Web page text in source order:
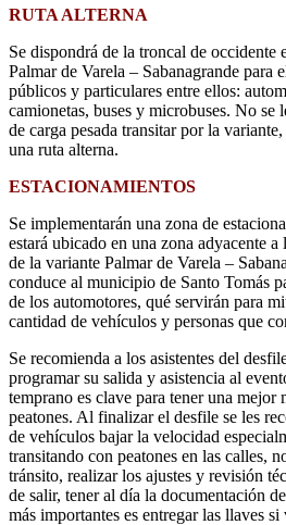
RUTA ALTERNA
Se dispondrá de la troncal de occidente
Palmar de Varela – Sabanagrande para
públicos y particulares entre ellos:
camionetas, buses y microbuses. No se
de carga pesada transitar por la
una ruta alterna.
ESTACIONAMIENTOS
Se implementarán una zona de
estará ubicado en una zona adyacente
de la variante Palmar de Varela –
conduce al municipio de Santo Tomás
de los automotores, qué servirán para
cantidad de vehículos y personas que
Se recomienda a los asistentes del
programar su salida y asistencia al
temprano es clave para tener una mejor
peatones. Al finalizar el desfile se les
de vehículos bajar la velocidad
transitando con peatones en las calles,
tránsito, realizar los ajustes y revisión
de salir, tener al día la documentación
más importantes es entregar las llaves